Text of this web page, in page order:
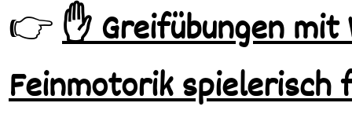
👉✋ Greifübungen mit
Feinmotorik spielerisch